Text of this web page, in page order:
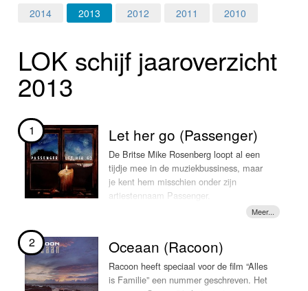
Programma's
Nieuws
Foto's
Video
Webcam
Info
2014
2013 2012 2011 2010
LOK schijf jaar­over­zicht
2013
1 Let her go (Passenger)
De Britse Mike Rosenberg loopt al een
tijdje mee in de muziekbussiness, maar
je kent hem misschien onder zijn
artiestennaam Passenger.
maart 2012 ook in het voorprogramma
van Ed Sheeran in de Melkweg. 3FM
prijswinnares Kelly schreef een verslag
2 Oceaan (Racoon)
Racoon heeft speciaal voor de film “Alles
is Familie” een nummer geschreven. Het